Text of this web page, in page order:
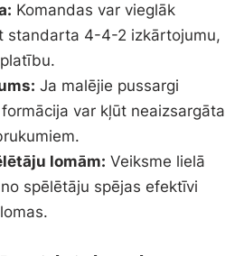
Komandas var vieglāk
standarta 4-4-2 izkārtojumu,
Ja malējie pussargi
var kļūt neaizsargāta
lomām: Veiksme lielā
spēlētāju spējas efektīvi